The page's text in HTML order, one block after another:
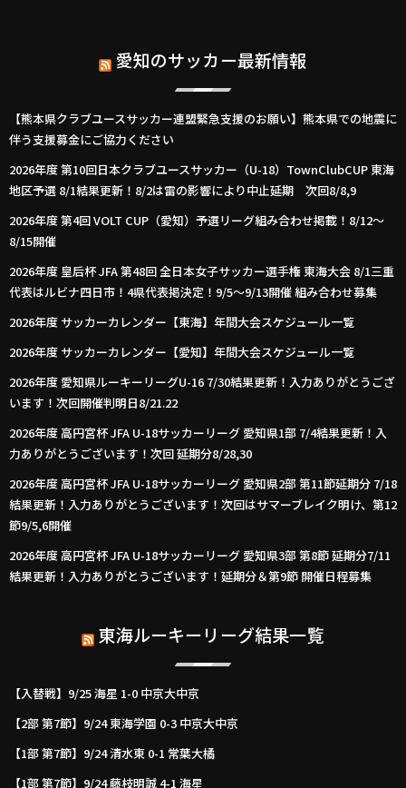
愛知のサッカー最新情報
【熊本県クラブユースサッカー連盟緊急支援のお願い】熊本県での地震に
伴う支援募金にご協力ください
2026年度 第10回日本クラブユースサッカー（U-18）TownClubCUP 東海
地区予選 8/1結果更新！8/2は雷の影響により中止延期 次回8/8,9
2026年度 第4回 VOLT CUP（愛知）予選リーグ組み合わせ掲載！8/12～
8/15開催
2026年度 皇后杯 JFA 第48回 全日本女子サッカー選手権 東海大会 8/1三重
代表はルビナ四日市！4県代表掲決定！9/5～9/13開催 組み合わせ募集
2026年度 サッカーカレンダー【東海】年間大会スケジュール一覧
2026年度 サッカーカレンダー【愛知】年間大会スケジュール一覧
2026年度 愛知県ルーキーリーグU-16 7/30結果更新！入力ありがとうござ
います！次回開催判明日8/21.22
2026年度 高円宮杯 JFA U-18サッカーリーグ 愛知県1部 7/4結果更新！入
力ありがとうございます！次回 延期分8/28,30
2026年度 高円宮杯 JFA U-18サッカーリーグ 愛知県2部 第11節延期分 7/18
結果更新！入力ありがとうございます！次回はサマーブレイク明け、第12
節9/5,6開催
2026年度 高円宮杯 JFA U-18サッカーリーグ 愛知県3部 第8節 延期分7/11
結果更新！入力ありがとうございます！延期分＆第9節 開催日程募集
東海ルーキーリーグ結果一覧
【入替戦】9/25 海星 1-0 中京大中京
【2部 第7節】9/24 東海学園 0-3 中京大中京
【1部 第7節】9/24 清水東 0-1 常葉大橘
【1部 第7節】9/24 藤枝明誠 4-1 海星